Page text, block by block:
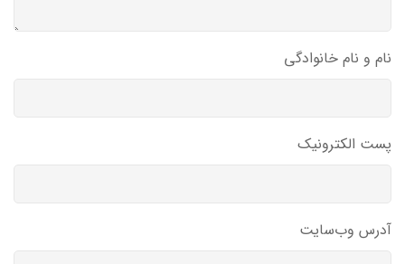
نام و نام خانوادگی
پست الکترونیک
آدرس وب‌سایت